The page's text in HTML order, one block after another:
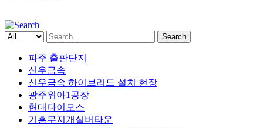
Search
파주 출판단지
신우금속
신우금속 하이브리드 설치 현장
광주위아1공장
현대다이모스
기흥무지개실버타운